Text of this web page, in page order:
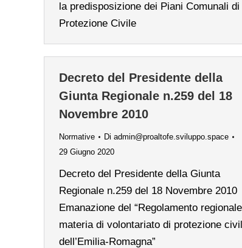
la predisposizione dei Piani Comunali di
Protezione Civile
Decreto del Presidente della
Giunta Regionale n.259 del 18
Novembre 2010
Normative Di admin@proaltofe.sviluppo.space
29 Giugno 2020
Decreto del Presidente della Giunta
Regionale n.259 del 18 Novembre 2010
Emanazione del “Regolamento
materia di volontariato di protezione
dell’Emilia-Romagna”